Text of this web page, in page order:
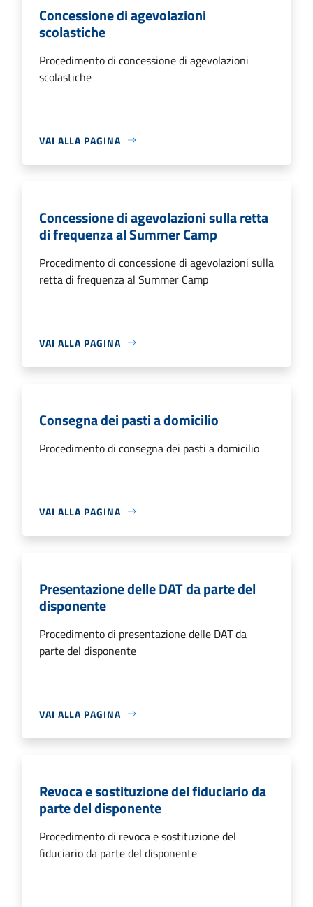
Concessione di agevolazioni
scolastiche
Procedimento di concessione di agevolazioni
scolastiche
VAI ALLA PAGINA
Concessione di agevolazioni sulla retta
di frequenza al Summer Camp
Procedimento di concessione di agevolazioni sulla
retta di frequenza al Summer Camp
VAI ALLA PAGINA
Consegna dei pasti a domicilio
Procedimento di consegna dei pasti a domicilio
VAI ALLA PAGINA
Presentazione delle DAT da parte del
disponente
Procedimento di presentazione delle DAT da
parte del disponente
VAI ALLA PAGINA
Revoca e sostituzione del fiduciario da
parte del disponente
Procedimento di revoca e sostituzione del
fiduciario da parte del disponente